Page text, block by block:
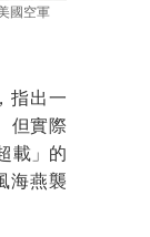
國空軍
指出一
但實際
載」的
海燕襲